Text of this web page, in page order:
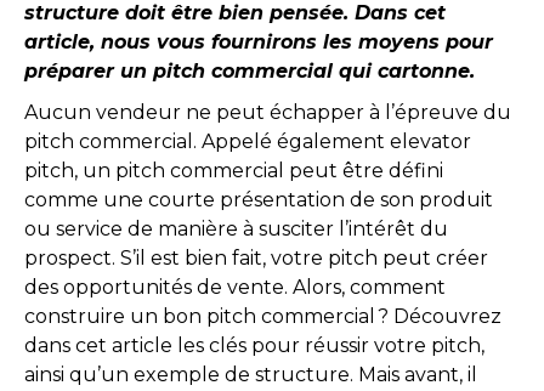
structure doit être bien pensée. Dans cet
article, nous vous fournirons les moyens pour
préparer un pitch commercial qui cartonne.
Aucun vendeur ne peut échapper à l’épreuve du
pitch commercial. Appelé également elevator
pitch, un pitch commercial peut être défini
comme une courte présentation de son produit
ou service de manière à susciter l’intérêt du
prospect. S’il est bien fait, votre pitch peut créer
des opportunités de vente. Alors, comment
construire un bon pitch commercial ? Découvrez
dans cet article les clés pour réussir votre pitch,
ainsi qu’un exemple de structure. Mais avant, il